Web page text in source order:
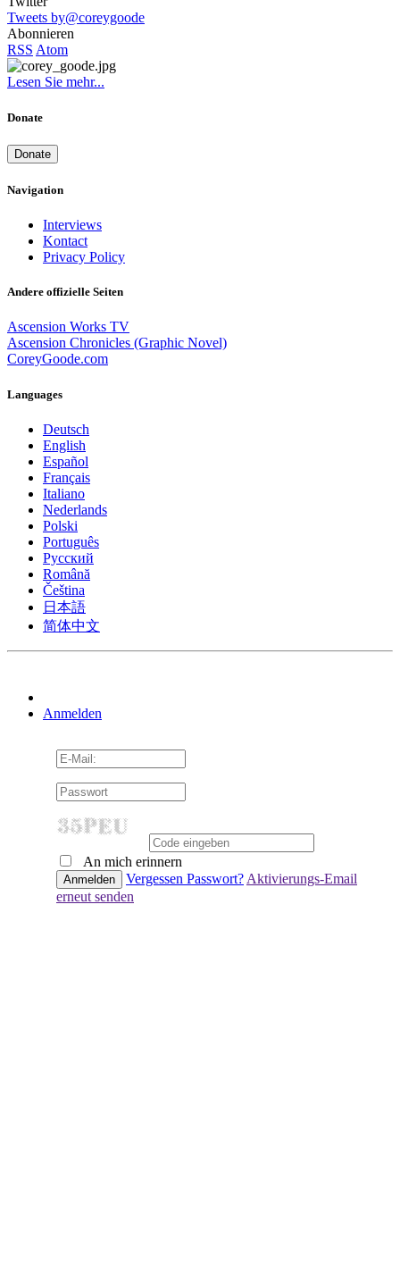
Tweets by@coreygoode
Abonnieren
RSS Atom
Lesen Sie mehr...
Donate
Donate
Navigation
Interviews
Kontact
Privacy Policy
Andere offizielle Seiten
Ascension Works TV
Ascension Chronicles (Graphic Novel)
CoreyGoode.com
Languages
Deutsch
English
Español
Français
Italiano
Nederlands
Polski
Português
Pусский
Română
Čeština
日本語
简体中文
Anmelden
An mich erinnern
Vergessen Passwort? Aktivierungs-Email
erneut senden